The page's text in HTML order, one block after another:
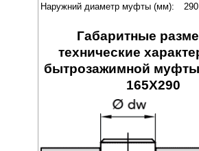
Наружний диаметр муфты (мм):
290
Габаритные
технические
бытрозажимной муфты
165X290